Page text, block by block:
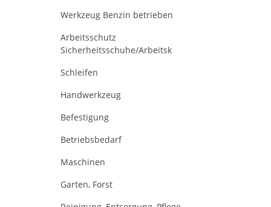
Werkzeug Benzin betrieben
Arbeitsschutz
Sicherheitsschuhe/Arbeitsk
Schleifen
Handwerkzeug
Befestigung
Betriebsbedarf
Maschinen
Garten, Forst